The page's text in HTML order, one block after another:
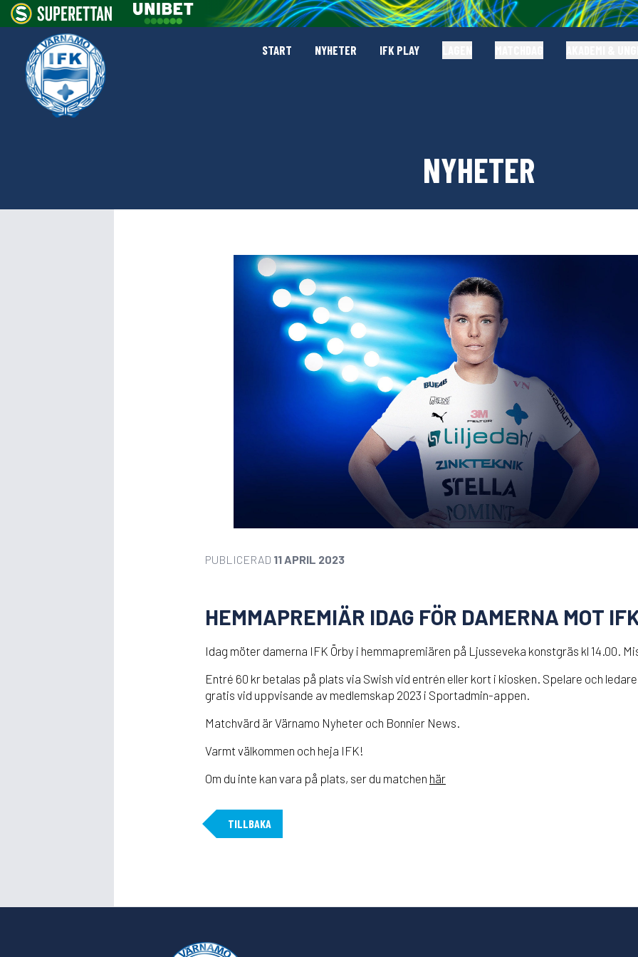
START NYHETER IFK PLAY
NYHETER
PUBLICERAD 11 APRIL 2023
HEMMAPREMIÄR IDAG FÖR DAMERNA MOT
Idag möter damerna IFK Örby i hemmapremiären på Ljusseveka konstgräs kl 14.00.
Entré 60 kr betalas på plats via Swish vid entrén eller kort i kiosken. Spelare och
gratis vid uppvisande av medlemskap 2023 i Sportadmin-appen.
Matchvärd är Värnamo Nyheter och Bonnier News.
Varmt välkommen och heja IFK!
Om du inte kan vara på plats, ser du matchen här
TILLBAKA